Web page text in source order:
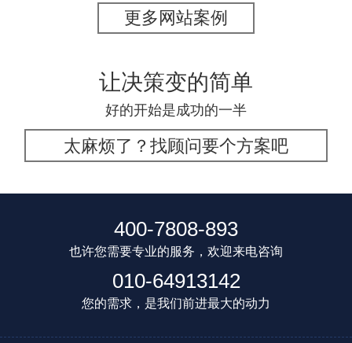
更多网站案例
让决策变的简单
好的开始是成功的一半
太麻烦了？找顾问要个方案吧
400-7808-893
也许您需要专业的服务，欢迎来电咨询
010-64913142
您的需求，是我们前进最大的动力